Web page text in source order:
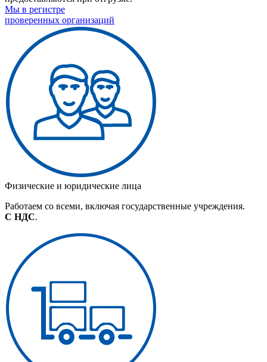
Мы в регистре
проверенных организаций
Физические и юридические лица
Работаем со всеми, включая государственные учреждения.
С НДС.